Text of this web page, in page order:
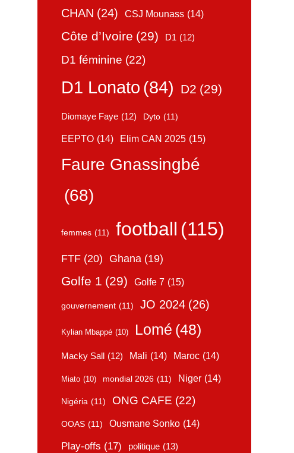
CHAN (24) CSJ Mounass (14)
Côte d’Ivoire (29) D1 (12)
D1 féminine (22)
D1 Lonato (84) D2 (29)
Diomaye Faye (12) Dyto (11)
EEPTO (14) Elim CAN 2025 (15)
Faure Gnassingbé
(68)
femmes (11) football (115)
FTF (20) Ghana (19)
Golfe 1 (29) Golfe 7 (15)
gouvernement (11) JO 2024 (26)
Kylian Mbappé (10) Lomé (48)
Macky Sall (12) Mali (14) Maroc (14)
Miato (10) mondial 2026 (11) Niger (14)
Nigéria (11) ONG CAFE (22)
OOAS (11) Ousmane Sonko (14)
Play-offs (17) politique (13)